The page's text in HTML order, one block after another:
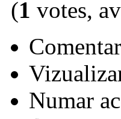
(1 votes,
Numar